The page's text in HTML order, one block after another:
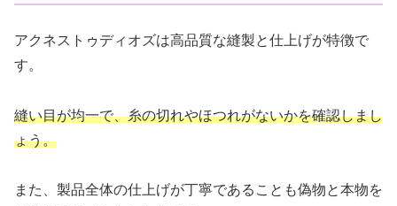
アクネストゥディオズは高品質な縫製と仕上げが特徴で
す。
縫い目が均一で、糸の切れやほつれがないかを確認しまし
ょう。
また、製品全体の仕上げが丁寧であることも偽物と本物を